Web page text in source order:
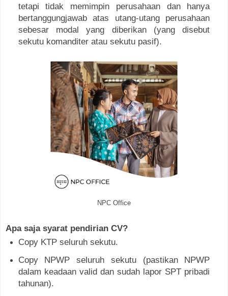
tetapi tidak memimpin perusahaan dan hanya
bertanggungjawab atas utang-utang perusahaan
sebesar modal yang diberikan (yang disebut
sekutu komanditer atau sekutu pasif).
NPC Office
Apa saja syarat pendirian CV?
Copy KTP seluruh sekutu.
Copy NPWP seluruh sekutu (pastikan NPWP
dalam keadaan valid dan sudah lapor SPT pribadi
tahunan).